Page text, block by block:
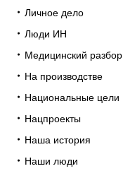
Личное дело
Люди ИН
Медицинский разбор
На производстве
Национальные цели
Нацпроекты
Наша история
Наши люди